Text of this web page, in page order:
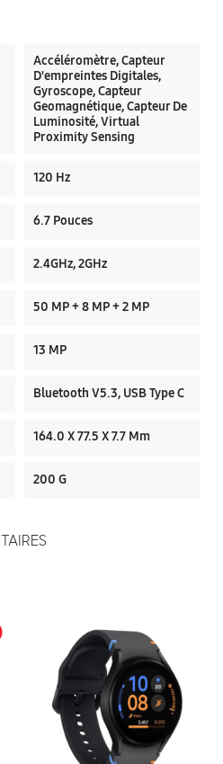
Accéléromètre, Capteur
D'empreintes Digitales,
Gyroscope, Capteur
Geomagnétique, Capteur De
Luminosité, Virtual
Proximity Sensing
120 Hz
6.7 Pouces
2.4GHz, 2GHz
50 MP + 8 MP + 2 MP
13 MP
Bluetooth V5.3, USB Type C
164.0 X 77.5 X 7.7 Mm
200 G